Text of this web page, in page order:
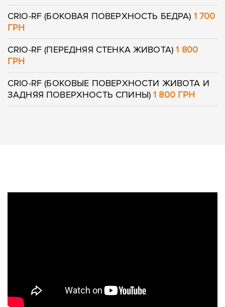
CRIO-RF (БОКОВАЯ ПОВЕРХНОСТЬ БЕДРА) 1 700
ГРН
CRIO-RF (ПЕРЕДНЯЯ СТЕНКА ЖИВОТА)1 800
ГРН
CRIO-RF (БОКОВЫЕ ПОВЕРХНОСТИ ЖИВОТА И
ЗАДНЯЯ ПОВЕРХНОСТЬ СПИНЫ)1 800 ГРН